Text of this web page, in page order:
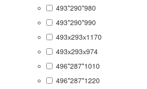
493*290*980
493*290*990
493х293х1170
493х293х974
496*287*1010
496*287*1220